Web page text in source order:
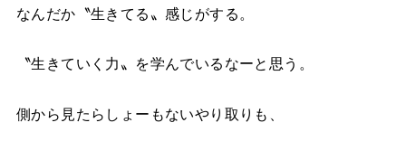
なんだか〝生きてる〟感じがする。
〝生きていく力〟を学んでいるなーと思う。
側から見たらしょーもないやり取りも、